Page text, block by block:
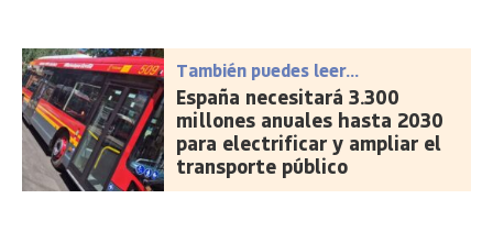
También puedes leer...
España necesitará 3.300
millones anuales hasta 2030
para electrificar y ampliar el
transporte público